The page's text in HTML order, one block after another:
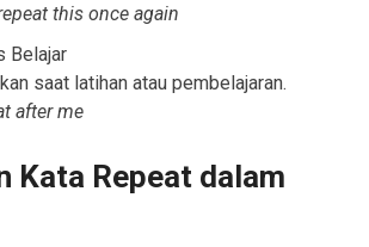
this once again
Belajar
saat latihan atau pembelajaran.
after me
Kata Repeat dalam